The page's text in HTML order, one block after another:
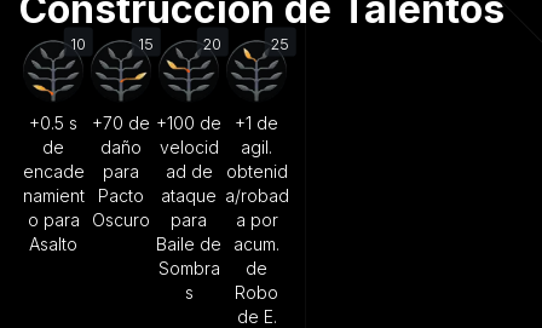
10
+0.5 s
de
encade
namient
o para
Asalto
15
+70 de
daño
para
Pacto
Oscuro
20
+100 de
velocid
ad de
ataque
para
Baile de
Sombra
s
25
+1 de
agil.
obtenid
a/robad
a por
acum.
de
Robo
de E.